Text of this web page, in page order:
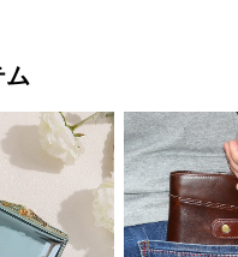
ム